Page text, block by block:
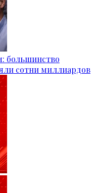
большинство
сотни миллиардов